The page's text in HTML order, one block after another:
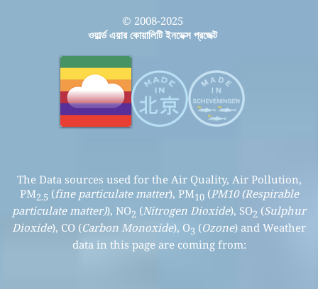
© 2008-2025
ওয়ার্ল্ড এয়ার কোয়ালিটি ইনডেক্স প্রজেক্ট
The Data sources used for the Air Quality, Air Pollution,
PM2.5 (fine particulate matter), PM10(PM10 (Respirable
particulate matter)), NO2 (Nitrogen Dioxide), SO2 (Sulphur
Dioxide), CO (Carbon Monoxide), O3 (Ozone) and Weather
data in this page are coming from: